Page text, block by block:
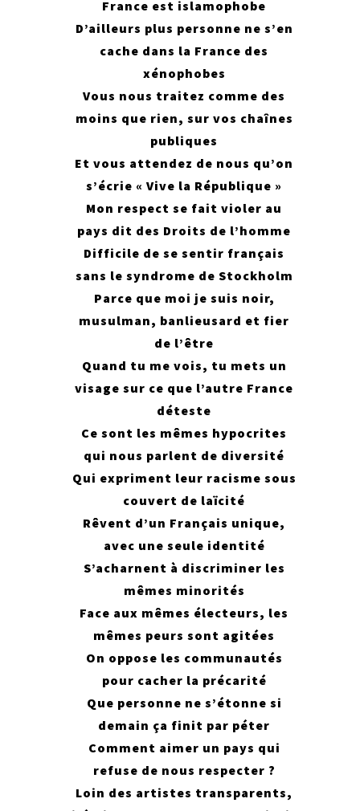
France est islamophobe
D’ailleurs plus personne ne s’en
cache dans la France des
xénophobes
Vous nous traitez comme des
moins que rien, sur vos chaînes
publiques
Et vous attendez de nous qu’on
s’écrie « Vive la République »
Mon respect se fait violer au
pays dit des Droits de l’homme
Difficile de se sentir français
sans le syndrome de Stockholm
Parce que moi je suis noir,
musulman, banlieusard et fier
de l’être
Quand tu me vois, tu mets un
visage sur ce que l’autre France
déteste
Ce sont les mêmes hypocrites
qui nous parlent de diversité
Qui expriment leur racisme sous
couvert de laïcité
Rêvent d’un Français unique,
avec une seule identité
S’acharnent à discriminer les
mêmes minorités
Face aux mêmes électeurs, les
mêmes peurs sont agitées
On oppose les communautés
pour cacher la précarité
Que personne ne s’étonne si
demain ça finit par péter
Comment aimer un pays qui
refuse de nous respecter ?
Loin des artistes transparents,